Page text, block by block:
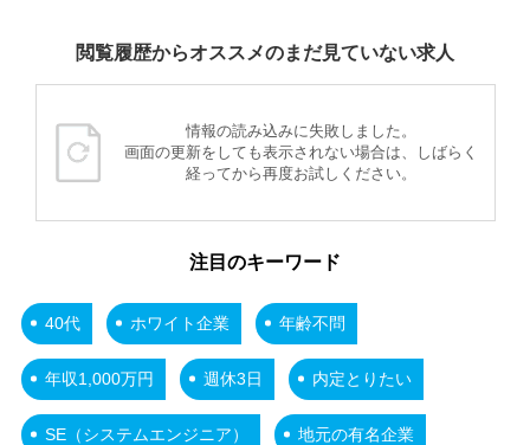
閲覧履歴からオススメのまだ見ていない求人
情報の読み込みに失敗しました。
画面の更新をしても表示されない場合は、しばらく
経ってから再度お試しください。
注目のキーワード
40代 ホワイト企業 年齢不問
年収1,000万円 週休3日 内定とりたい
SE（システムエンジニア） 地元の有名企業